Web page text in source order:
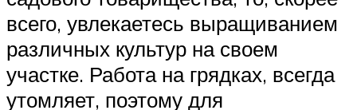
всего, увлекаетесь выращиванием
различных культур на своем
участке. Работа на грядках, всегда
утомляет, поэтому для